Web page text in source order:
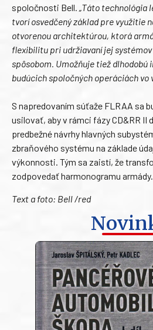
spoločnosti Bell. „Táto technológia
tvorí osvedčený základ pre využitie
otvorenou architektúrou, ktorá
flexibilitu pri udržiavaní jej
spôsobom. Umožňuje tiež
budúcich spoločných operáciách vo
S napredovaním súťaže FLRAA sa
usilovať, aby v rámci fázy CD&RR II
predbežné návrhy hlavných
zbraňového systému na základe
výkonnosti. Tým sa zaistí, že
zodpovedať harmonogramu armády.
Text a foto: Bell /red